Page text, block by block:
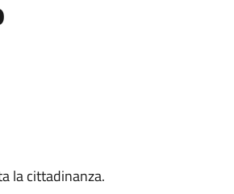
la cittadinanza.